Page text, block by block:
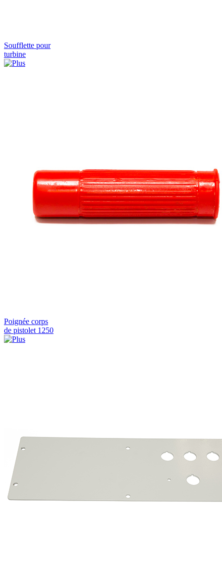
Soufflette pour
turbine
Poignée corps
de pistolet 1250